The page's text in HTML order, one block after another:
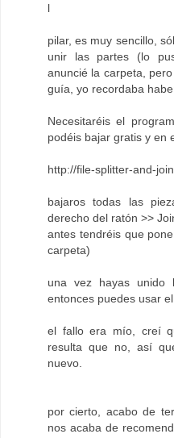
l
pilar, es muy sencillo,
unir las partes (lo
anuncié la carpeta,
guía, yo recordaba
Necesitaréis el
podéis bajar gratis y en
http://file-splitter-and-
bajaros todas las
derecho del ratón >>
antes tendréis que
carpeta)
una vez hayas
entonces puedes usar
el fallo era mío, creí
resulta que no, así
nuevo.
por cierto, acabo de
nos acaba de